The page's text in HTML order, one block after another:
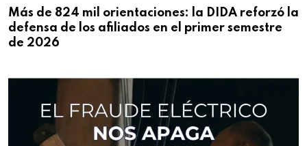
Más de 824 mil orientaciones: la DIDA reforzó la
defensa de los afiliados en el primer semestre
de 2026